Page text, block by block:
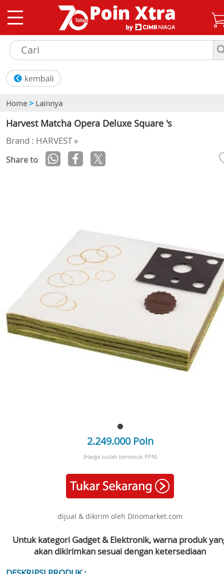
Home > Lainnya
Harvest Matcha Opera Deluxe Square 's
Brand : HARVEST »
Share to
2.249.000 Poin
(Harga sudah termasuk PPN)
dijual & dikirim oleh Dinomarket.com
Untuk kategori Gadget & Elektronik, warna produk
akan dikirimkan sesuai dengan ketersediaan